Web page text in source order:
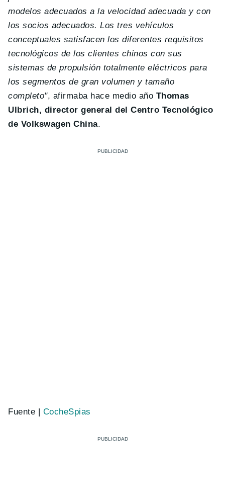
modelos adecuados a la velocidad adecuada y con
los socios adecuados. Los tres vehículos
conceptuales satisfacen los diferentes requisitos
tecnológicos de los clientes chinos con sus
sistemas de propulsión totalmente eléctricos para
los segmentos de gran volumen y tamaño
completo", afirmaba hace medio año Thomas
Ulbrich, director general del Centro Tecnológico
de Volkswagen China.
Fuente | CocheSpias